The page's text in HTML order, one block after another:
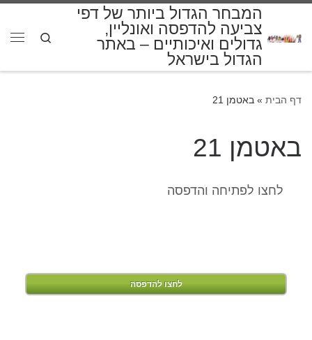
המבחר הגדול ביותר של דפי
צביעה להדפסה ואונליין,
גדולים ואיכותיים – באתר
הגדול בישראל
Search
דף הבית » באטמן 21
באטמן 21
לחצו לפתיחה והדפסה
לחצו להדפסה